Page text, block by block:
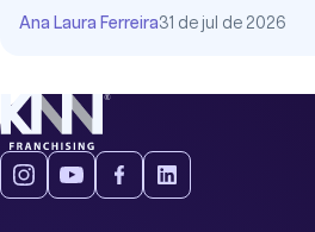
Ana Laura Ferreira31 de jul de 2026